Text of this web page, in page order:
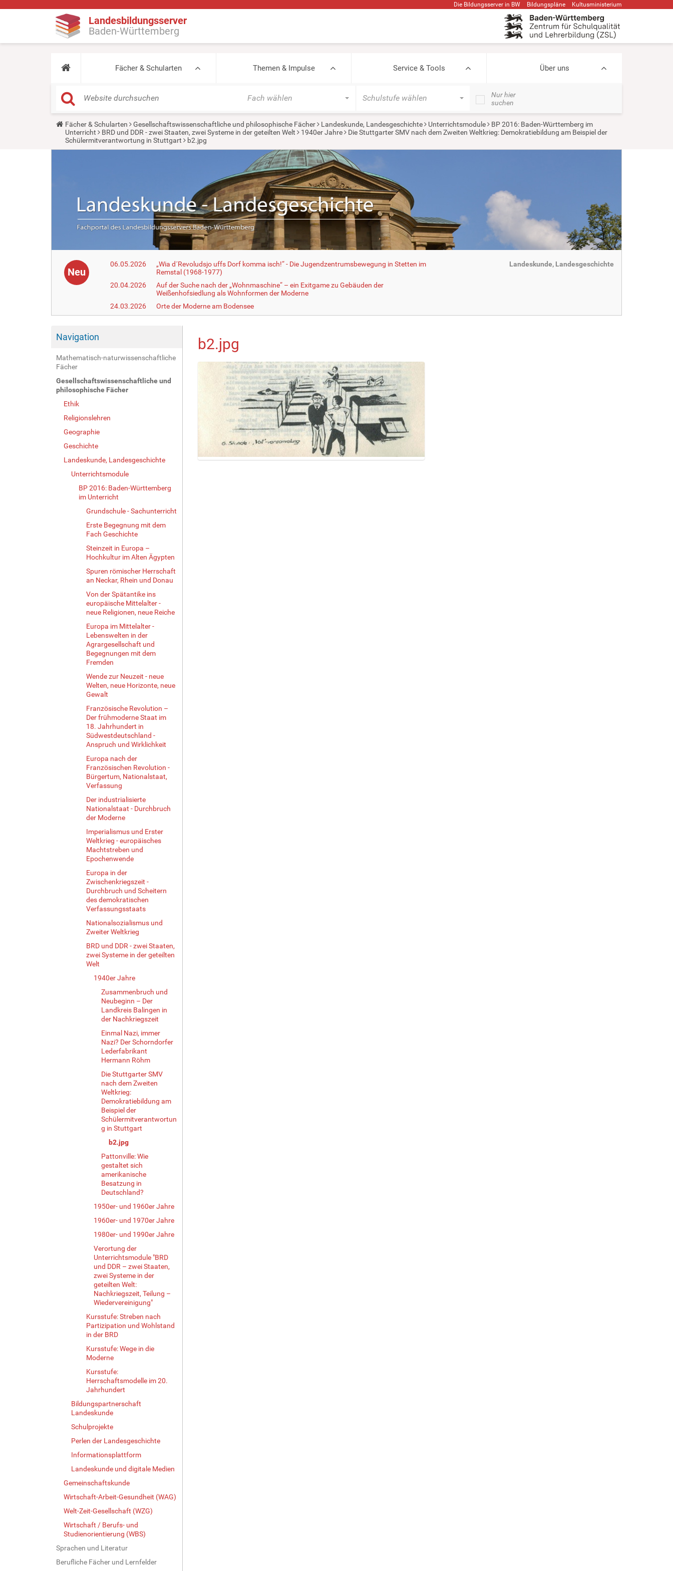
Die Bildungsserver in BW Bildungspläne Kultusministerium
Landesbildungsserver
Baden-Württemberg
Fächer & Schularten Themen & Impulse Service & Tools Über uns
Fach wählen Schulstufe wählen
Nur hier
suchen
Y
a
Fächer & Schularten Gesellschaftswissenschaftliche und philosophische Fächer Landeskunde, Landesgeschichte Unterrichtsmodule
BP 2016: Baden-Württemberg im
Unterricht
BRD und DDR - zwei Staaten, zwei Systeme in der geteilten Welt 1940er Jahre
Die Stuttgarter SMV nach dem Zweiten Weltkrieg: Demokratiebildung am Beispiel der
Schülermitverantwortung in Stuttgart
b2.jpg
Neu
06.05.2026
„Wia d´Revoludsjo uffs Dorf komma isch!“ - Die Jugendzentrumsbewegung in Stetten im
Remstal (1968-1977)
20.04.2026
Auf der Suche nach der „Wohnmaschine“ – ein Exitgame zu Gebäuden der
Weißenhofsiedlung als Wohnformen der Moderne
24.03.2026
Orte der Moderne am Bodensee
Landeskunde, Landesgeschichte
Navigation
Mathematisch-naturwissenschaftliche
Fächer
Gesellschaftswissenschaftliche und
philosophische Fächer
Ethik
Religionslehren
Geographie
Geschichte
Landeskunde, Landesgeschichte
Unterrichtsmodule
BP 2016: Baden-Württemberg
im Unterricht
Grundschule - Sachunterricht
Erste Begegnung mit dem
Fach Geschichte
Steinzeit in Europa –
Hochkultur im Alten Ägypten
Spuren römischer Herrschaft
an Neckar, Rhein und Donau
Von der Spätantike ins
europäische Mittelalter -
neue Religionen, neue Reiche
Europa im Mittelalter -
Lebenswelten in der
Agrargesellschaft und
Begegnungen mit dem
Fremden
Wende zur Neuzeit - neue
Welten, neue Horizonte, neue
Gewalt
Französische Revolution –
Der frühmoderne Staat im
18. Jahrhundert in
Südwestdeutschland -
Anspruch und Wirklichkeit
Europa nach der
Französischen Revolution -
Bürgertum, Nationalstaat,
Verfassung
Der industrialisierte
Nationalstaat - Durchbruch
der Moderne
Imperialismus und Erster
Weltkrieg - europäisches
Machtstreben und
Epochenwende
Europa in der
Zwischenkriegszeit -
Durchbruch und Scheitern
des demokratischen
Verfassungsstaats
Nationalsozialismus und
Zweiter Weltkrieg
BRD und DDR - zwei Staaten,
zwei Systeme in der geteilten
Welt
1940er Jahre
Zusammenbruch und
Neubeginn – Der
Landkreis Balingen in
der Nachkriegszeit
Einmal Nazi, immer
Nazi? Der Schorndorfer
Lederfabrikant
Hermann Röhm
Die Stuttgarter SMV
nach dem Zweiten
Weltkrieg:
Demokratiebildung am
Beispiel der
Schülermitverantwortun
g in Stuttgart
b2.jpg
Pattonville: Wie
gestaltet sich
amerikanische
Besatzung in
Deutschland?
1950er- und 1960er Jahre
1960er- und 1970er Jahre
1980er- und 1990er Jahre
Verortung der
Unterrichtsmodule "BRD
und DDR – zwei Staaten,
zwei Systeme in der
geteilten Welt:
Nachkriegszeit, Teilung –
Wiedervereinigung"
Kursstufe: Streben nach
Partizipation und Wohlstand
in der BRD
Kursstufe: Wege in die
Moderne
Kursstufe:
Herrschaftsmodelle im 20.
Jahrhundert
Bildungspartnerschaft
Landeskunde
Schulprojekte
Perlen der Landesgeschichte
Informationsplattform
Landeskunde und digitale Medien
Gemeinschaftskunde
Wirtschaft-Arbeit-Gesundheit (WAG)
Welt-Zeit-Gesellschaft (WZG)
Wirtschaft / Berufs- und
Studienorientierung (WBS)
Sprachen und Literatur
Berufliche Fächer und Lernfelder
b2.jpg